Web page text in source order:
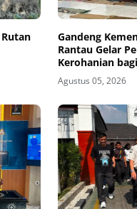
Gandeng
Rantau Gelar
Kerohanian
Agustus 05, 2026